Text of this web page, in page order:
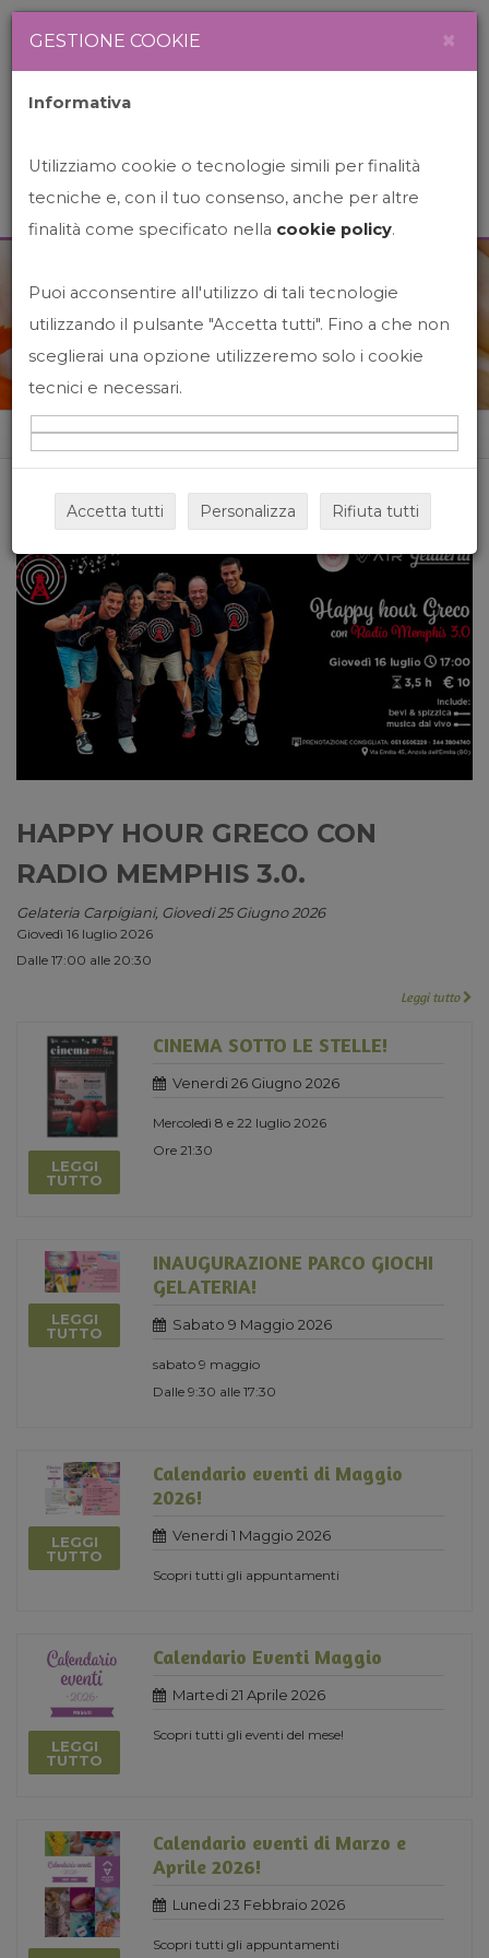
News&Events
Home News&events
HAPPY HOUR GRECO CON
RADIO MEMPHIS 3.0.
Gelateria Carpigiani, Giovedi 25 Giugno 2026
Giovedì 16 luglio 2026
Dalle 17:00 alle 20:30
Leggi tutto
LEGGI
TUTTO
CINEMA SOTTO LE STELLE!
Venerdi 26 Giugno 2026
Mercoledì 8 e 22 luglio 2026
Ore 21:30
LEGGI
TUTTO
INAUGURAZIONE PARCO GIOCHI
GELATERIA!
Sabato 9 Maggio 2026
sabato 9 maggio
Dalle 9:30 alle 17:30
LEGGI
TUTTO
Calendario eventi di Maggio
2026!
Venerdi 1 Maggio 2026
Scopri tutti gli appuntamenti
LEGGI
TUTTO
Calendario Eventi Maggio
Martedi 21 Aprile 2026
Scopri tutti gli eventi del mese!
Calendario eventi di Marzo e
Aprile 2026!
Lunedi 23 Febbraio 2026
Scopri tutti gli appuntamenti
GESTIONE COOKIE ×
Informativa
Utilizziamo cookie o tecnologie simili per finalità
tecniche e, con il tuo consenso, anche per altre
finalità come specificato nella cookie policy.
Puoi acconsentire all'utilizzo di tali tecnologie
utilizzando il pulsante "Accetta tutti". Fino a che non
sceglierai una opzione utilizzeremo solo i cookie
tecnici e necessari.
Accetta tutti Personalizza Rifiuta tutti